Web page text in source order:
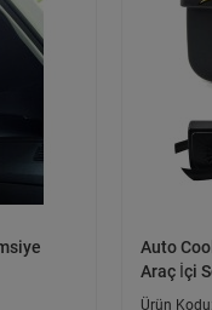
Auto
Araç İçi